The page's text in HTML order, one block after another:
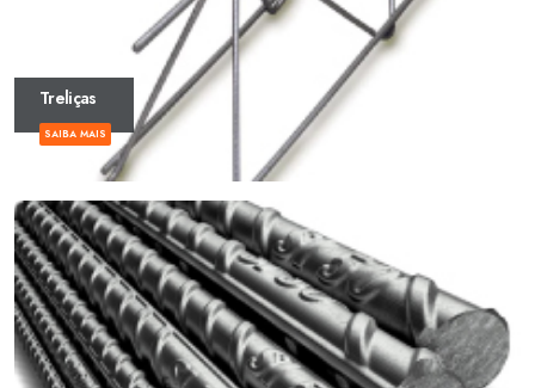
Treliças
SAIBA MAIS